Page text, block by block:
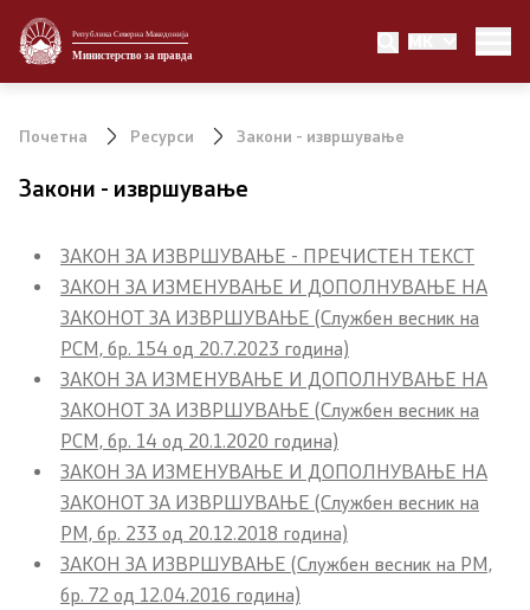
Република Северна Македонија
Министерство за правда
MK
Министерство
Државни советници
Портпарол
Шеф на кабинет
Сектори
Органи во состав
Организација и систематизација
Почетна Ресурси Закони - извршување
Закони - извршување
ЗАКОН ЗА ИЗВРШУВАЊЕ - ПРЕЧИСТЕН ТЕКСТ
ЗАКОН ЗА ИЗМЕНУВАЊЕ И ДОПОЛНУВАЊЕ НА
ЗАКОНОТ ЗА ИЗВРШУВАЊЕ (Службен весник на
РСМ, бр. 154 од 20.7.2023 година)
ЗАКОН ЗА ИЗМЕНУВАЊЕ И ДОПОЛНУВАЊЕ НА
ЗАКОНОТ ЗА ИЗВРШУВАЊЕ (Службен весник на
РСМ, бр. 14 од 20.1.2020 година)
ЗАКОН ЗА ИЗМЕНУВАЊЕ И ДОПОЛНУВАЊЕ НА
ЗАКОНОТ ЗА ИЗВРШУВАЊЕ (Службен весник на
РМ, бр. 233 од 20.12.2018 година)
ЗАКОН ЗА ИЗВРШУВАЊЕ (Службен весник на РМ,
бр. 72 од 12.04.2016 година)